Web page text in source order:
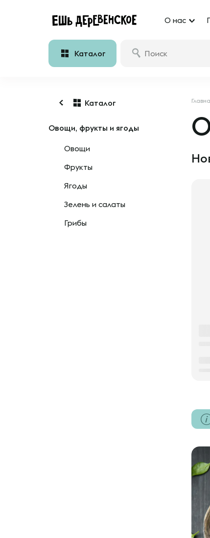
О нас
Каталог
Каталог
Овощи, фрукты и ягоды
Овощи
Фрукты
Ягоды
Зелень и салаты
Грибы